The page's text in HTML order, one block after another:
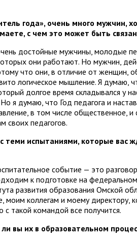
года», очень много мужчин,
с чем это может быть
достойные мужчины, молодые
они работают. Но мужчин,
что они, в отличие от женщин,
логическое мышление. Я думаю,
долгое время складывался у
я думаю, что Год педагога и
в том числе общественное,
своих педагогов.
теми испытаниями, которые вас
событие — это
к подготовке на
развития образования Омской
моим коллегам и моему директору,
такой командой все получится.
вы их в образовательном